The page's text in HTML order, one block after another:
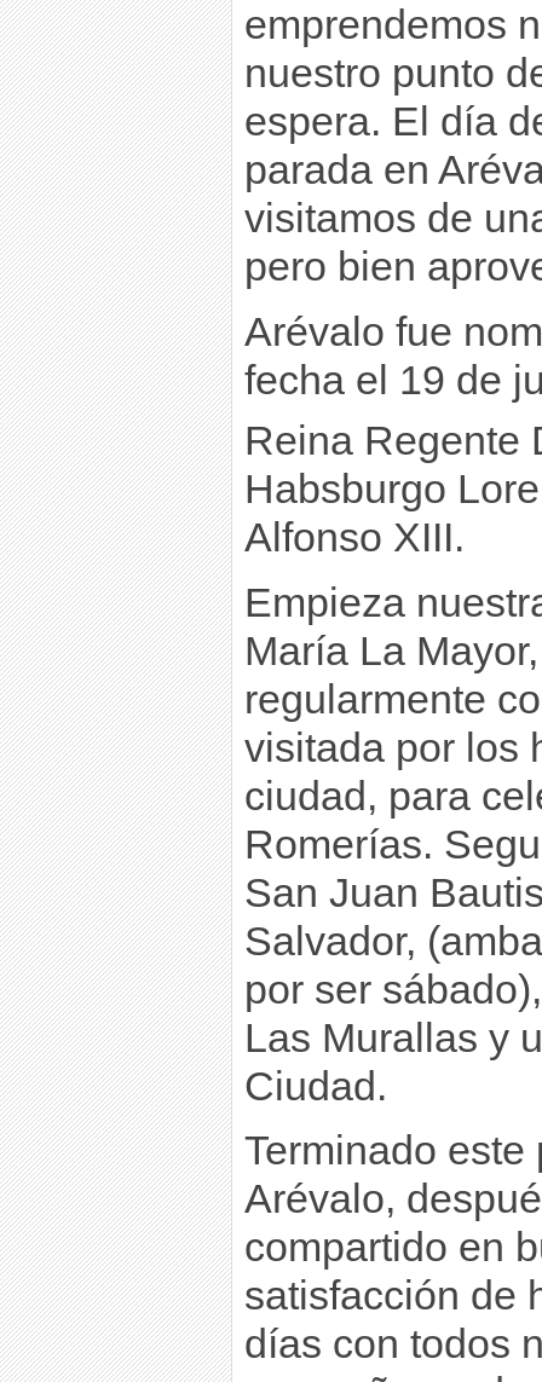
emprendemos
nuestro punto
espera. El día
parada en
visitamos de
pero bien
Arévalo fue
fecha el 19 de
Reina Regente
Habsburgo
Alfonso XIII.
Empieza
María La
regularmente
visitada por los
ciudad, para
Romerías.
San Juan
Salvador,
por ser
Las Murallas y
Ciudad.
Terminado
Arévalo,
compartido en
satisfacción de
días con todos